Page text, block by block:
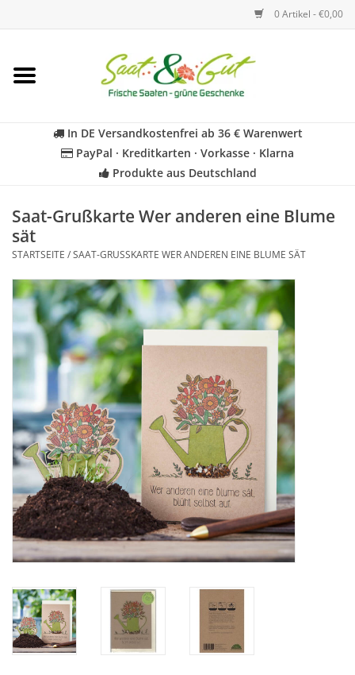
0 Artikel - €0,00
Startseite
Kräuter
BIO
Für Kinder
Geschenkideen
In DE Versandkostenfrei ab 36 € Warenwert
PayPal · Kreditkarten · Vorkasse · Klarna
Produkte aus Deutschland
Saat-Grußkarte Wer anderen eine Blume
sät
STARTSEITE /SAAT-GRUSSKARTE WER ANDEREN EINE BLUME SÄT